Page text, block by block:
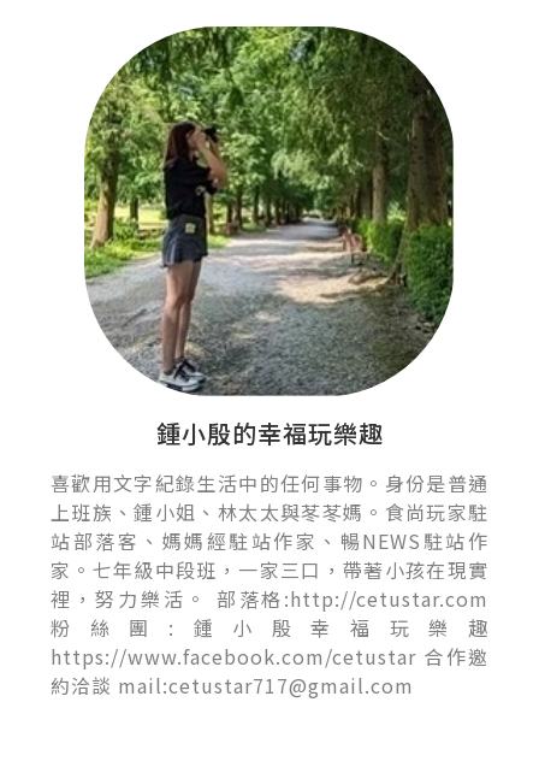
鍾小殷的幸福玩樂趣
喜歡用文字紀錄生活中的任何事物。身份是普通
上班族、鍾小姐、林太太與苳苳媽。食尚玩家駐
站部落客、媽媽經駐站作家、暢NEWS駐站作
家。七年級中段班，一家三口，帶著小孩在現實
裡，努力樂活。 部落格:http://cetustar.com
粉絲團:鍾小殷幸福玩樂趣
https://www.facebook.com/cetustar 合作邀
約洽談 mail:cetustar717@gmail.com